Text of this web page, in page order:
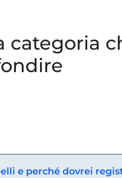
categoria
e perché dovrei